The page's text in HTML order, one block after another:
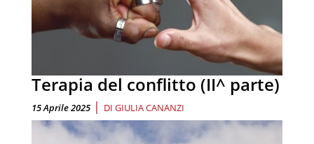
Terapia del conflitto (II^ parte)
15 Aprile 2025 | DI GIULIA CANANZI